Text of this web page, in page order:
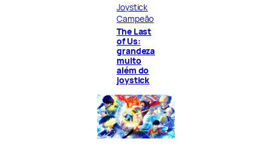
Joystick
Campeão
The Last
of Us:
grandeza
muito
além do
joystick